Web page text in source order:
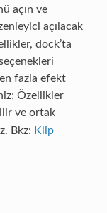
açın ve
açılacak
dock’ta
fazla efekt
Özellikler
ve ortak
Bkz: Klip